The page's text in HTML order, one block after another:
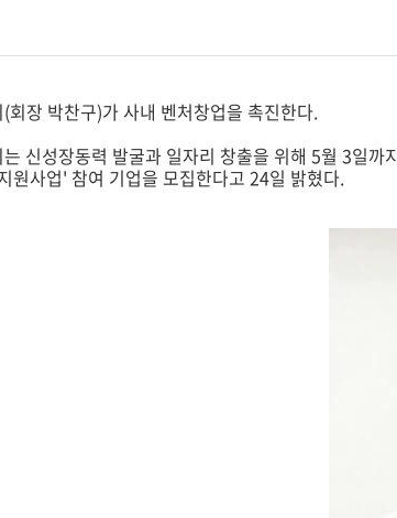
회장 박찬구)가 사내 벤처창업을 촉진한다.
신성장동력 발굴과 일자리 창출을 위해 5월 3일
원사업' 참여 기업을 모집한다고 24일 밝혔다.